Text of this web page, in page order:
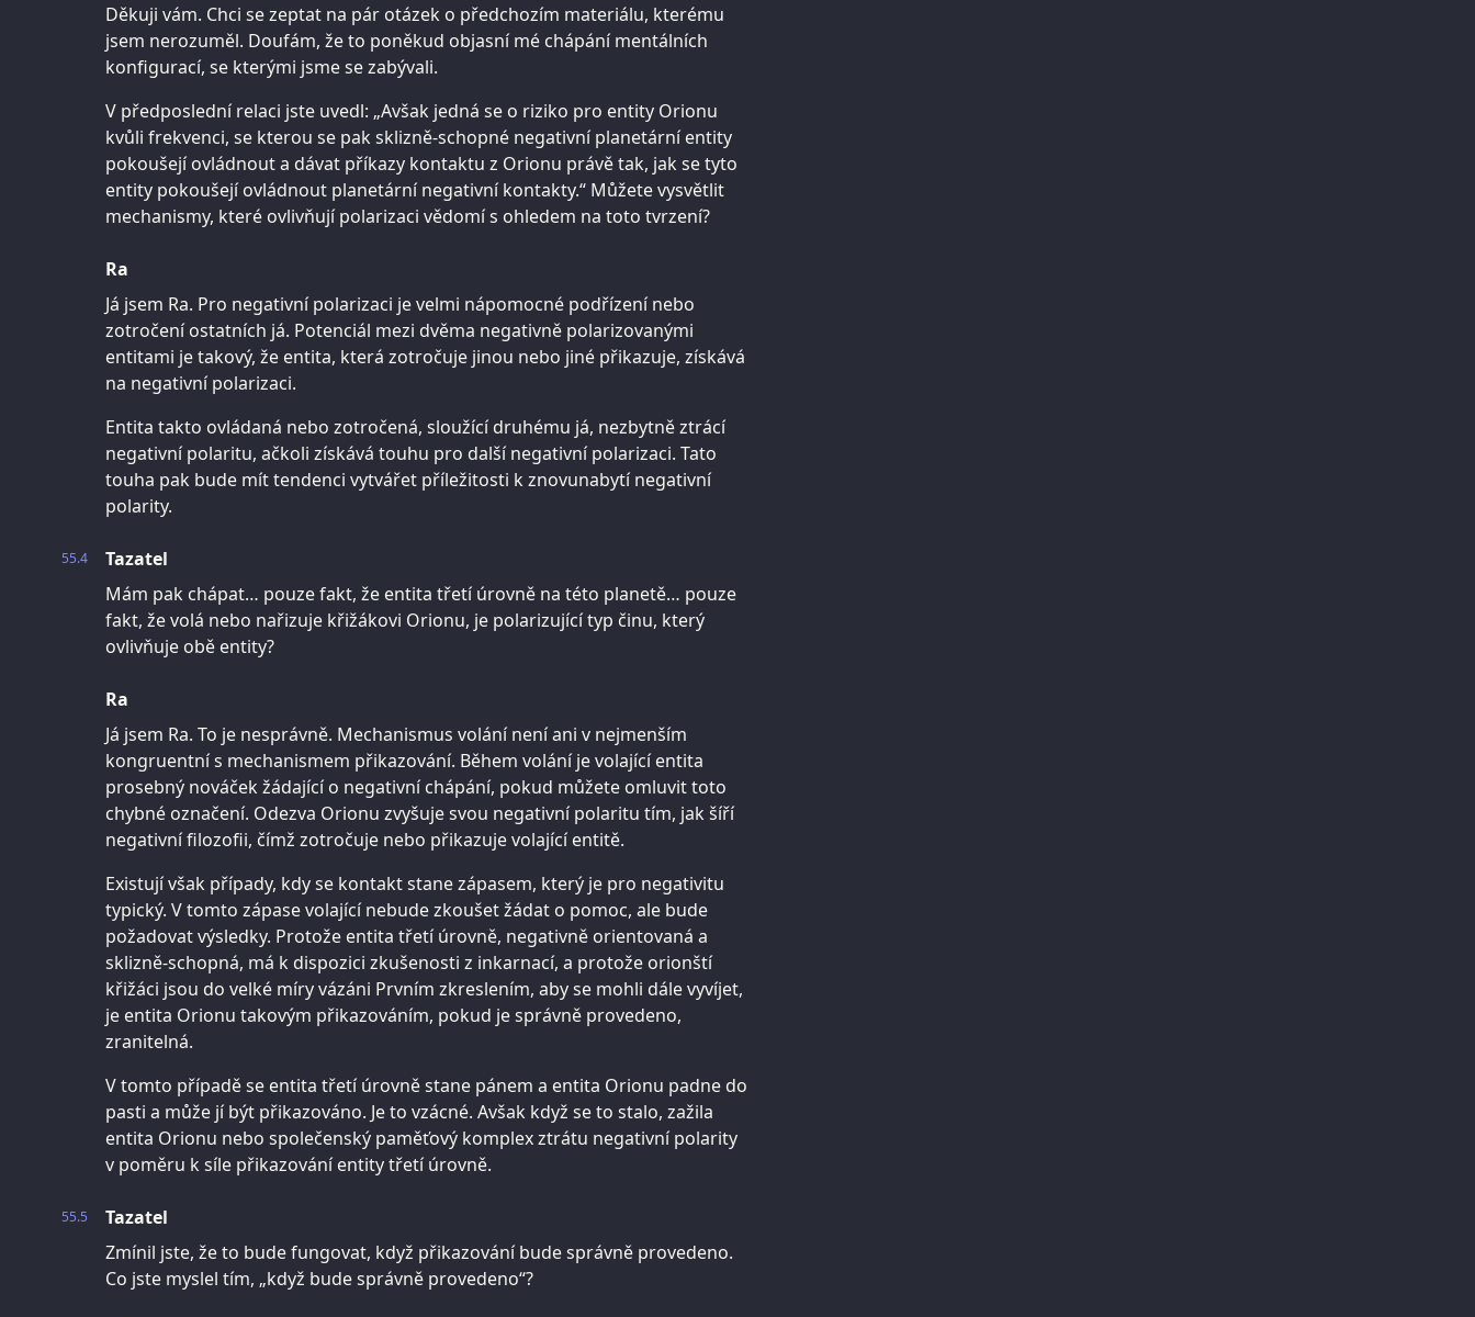
Děkuji vám. Chci se zeptat na pár otázek o předchozím materiálu, kterému
jsem nerozuměl. Doufám, že to poněkud objasní mé chápání mentálních
konfigurací, se kterými jsme se zabývali.
V předposlední relaci jste uvedl: „Avšak jedná se o riziko pro entity Orionu
kvůli frekvenci, se kterou se pak sklizně-schopné negativní planetární entity
pokoušejí ovládnout a dávat příkazy kontaktu z Orionu právě tak, jak se tyto
entity pokoušejí ovládnout planetární negativní kontakty.“ Můžete vysvětlit
mechanismy, které ovlivňují polarizaci vědomí s ohledem na toto tvrzení?
Ra
Já jsem Ra. Pro negativní polarizaci je velmi nápomocné podřízení nebo
zotročení ostatních já. Potenciál mezi dvěma negativně polarizovanými
entitami je takový, že entita, která zotročuje jinou nebo jiné přikazuje, získává
na negativní polarizaci.
Entita takto ovládaná nebo zotročená, sloužící druhému já, nezbytně ztrácí
negativní polaritu, ačkoli získává touhu pro další negativní polarizaci. Tato
touha pak bude mít tendenci vytvářet příležitosti k znovunabytí negativní
polarity.
55.4
Tazatel
Mám pak chápat… pouze fakt, že entita třetí úrovně na této planetě… pouze
fakt, že volá nebo nařizuje křižákovi Orionu, je polarizující typ činu, který
ovlivňuje obě entity?
Ra
Já jsem Ra. To je nesprávně. Mechanismus volání není ani v nejmenším
kongruentní s mechanismem přikazování. Během volání je volající entita
prosebný nováček žádající o negativní chápání, pokud můžete omluvit toto
chybné označení. Odezva Orionu zvyšuje svou negativní polaritu tím, jak šíří
negativní filozofii, čímž zotročuje nebo přikazuje volající entitě.
Existují však případy, kdy se kontakt stane zápasem, který je pro negativitu
typický. V tomto zápase volající nebude zkoušet žádat o pomoc, ale bude
požadovat výsledky. Protože entita třetí úrovně, negativně orientovaná a
sklizně-schopná, má k dispozici zkušenosti z inkarnací, a protože orionští
křižáci jsou do velké míry vázáni Prvním zkreslením, aby se mohli dále vyvíjet,
je entita Orionu takovým přikazováním, pokud je správně provedeno,
zranitelná.
V tomto případě se entita třetí úrovně stane pánem a entita Orionu padne do
pasti a může jí být přikazováno. Je to vzácné. Avšak když se to stalo, zažila
entita Orionu nebo společenský paměťový komplex ztrátu negativní polarity
v poměru k síle přikazování entity třetí úrovně.
55.5
Tazatel
Zmínil jste, že to bude fungovat, když přikazování bude správně provedeno.
Co jste myslel tím, „když bude správně provedeno“?